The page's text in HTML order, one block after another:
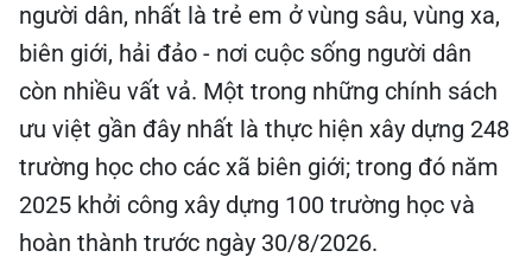
người dân, nhất là trẻ em ở vùng sâu, vùng xa,
biên giới, hải đảo - nơi cuộc sống người dân
còn nhiều vất vả. Một trong những chính sách
ưu việt gần đây nhất là thực hiện xây dựng 248
trường học cho các xã biên giới; trong đó năm
2025 khởi công xây dựng 100 trường học và
hoàn thành trước ngày 30/8/2026.